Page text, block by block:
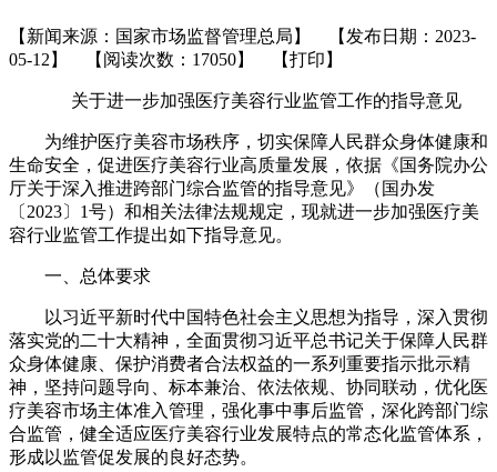
【新闻来源：国家市场监督管理总局】 【发布日期：2023-
05-12】 【阅读次数：17050】
【打印】
关于进一步加强医疗美容行业监管工作的指导意见
为维护医疗美容市场秩序，切实保障人民群众身体健康和
生命安全，促进医疗美容行业高质量发展，依据《国务院办公
厅关于深入推进跨部门综合监管的指导意见》（国办发
〔2023〕1号）和相关法律法规规定，现就进一步加强医疗美
容行业监管工作提出如下指导意见。
一、总体要求
以习近平新时代中国特色社会主义思想为指导，深入贯彻
落实党的二十大精神，全面贯彻习近平总书记关于保障人民群
众身体健康、保护消费者合法权益的一系列重要指示批示精
神，坚持问题导向、标本兼治、依法依规、协同联动，优化医
疗美容市场主体准入管理，强化事中事后监管，深化跨部门综
合监管，健全适应医疗美容行业发展特点的常态化监管体系，
形成以监管促发展的良好态势。